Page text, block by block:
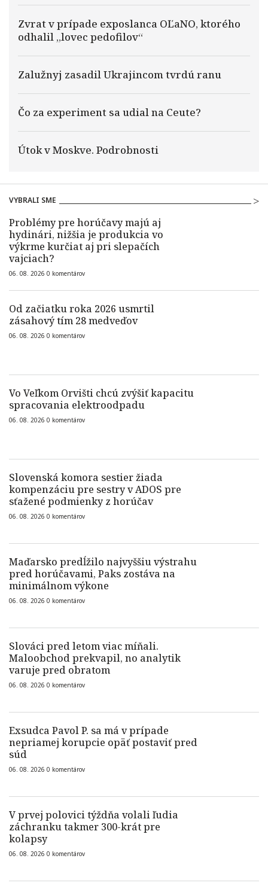
Zvrat v prípade exposlanca OĽaNO, ktorého
odhalil „lovec pedofilov“
Zalužnyj zasadil Ukrajincom tvrdú ranu
Čo za experiment sa udial na Ceute?
Útok v Moskve. Podrobnosti
VYBRALI SME
Problémy pre horúčavy majú aj
hydinári, nižšia je produkcia vo
výkrme kurčiat aj pri slepačích
vajciach?
06. 08. 2026 0 komentárov
Od začiatku roka 2026 usmrtil
zásahový tím 28 medveďov
06. 08. 2026 0 komentárov
Vo Veľkom Orvišti chcú zvýšiť kapacitu
spracovania elektroodpadu
06. 08. 2026 0 komentárov
Slovenská komora sestier žiada
kompenzáciu pre sestry v ADOS pre
sťažené podmienky z horúčav
06. 08. 2026 0 komentárov
Maďarsko predĺžilo najvyššiu výstrahu
pred horúčavami, Paks zostáva na
minimálnom výkone
06. 08. 2026 0 komentárov
Slováci pred letom viac míňali.
Maloobchod prekvapil, no analytik
varuje pred obratom
06. 08. 2026 0 komentárov
Exsudca Pavol P. sa má v prípade
nepriamej korupcie opäť postaviť pred
súd
06. 08. 2026 0 komentárov
V prvej polovici týždňa volali ľudia
záchranku takmer 300-krát pre
kolapsy
06. 08. 2026 0 komentárov